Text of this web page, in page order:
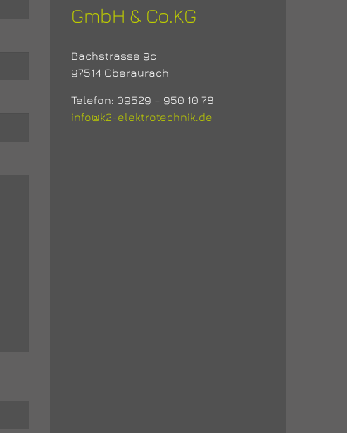
GmbH & Co.KG
Bachstrasse 9c
97514 Oberaurach
Telefon: 09529 – 950 10 78
info@k2-elektrotechnik.de